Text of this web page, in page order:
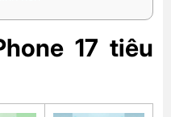
17 tiêu